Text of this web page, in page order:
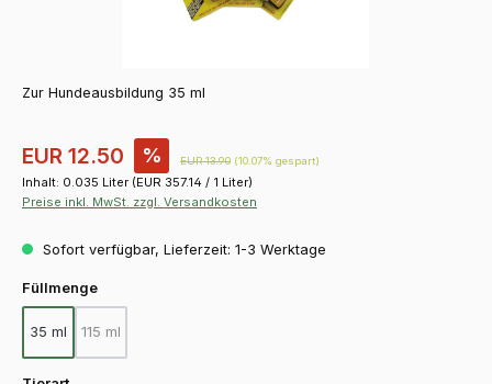
Zur Hundeausbildung 35 ml
Verkaufspreis:
EUR 12.50 % Regulärer Preis:
EUR 13.90 (10.07% gespart)
Inhalt: 0.035 Liter (EUR 357.14 / 1 Liter)
Preise inkl. MwSt. zzgl. Versandkosten
Sofort verfügbar, Lieferzeit: 1-3 Werktage
Füllmengeauswählen
35 ml 115 ml
(Diese Option ist zurzeit nicht verfügbar.)